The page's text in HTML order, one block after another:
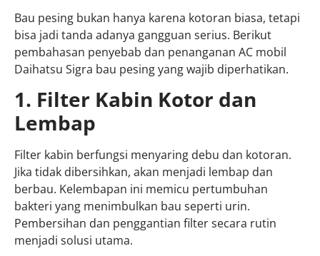
Bau pesing bukan hanya karena kotoran biasa, tetapi
bisa jadi tanda adanya gangguan serius. Berikut
pembahasan penyebab dan penanganan AC mobil
Daihatsu Sigra bau pesing yang wajib diperhatikan.
1. Filter Kabin Kotor dan
Lembap
Filter kabin berfungsi menyaring debu dan kotoran.
Jika tidak dibersihkan, akan menjadi lembap dan
berbau. Kelembapan ini memicu pertumbuhan
bakteri yang menimbulkan bau seperti urin.
Pembersihan dan penggantian filter secara rutin
menjadi solusi utama.